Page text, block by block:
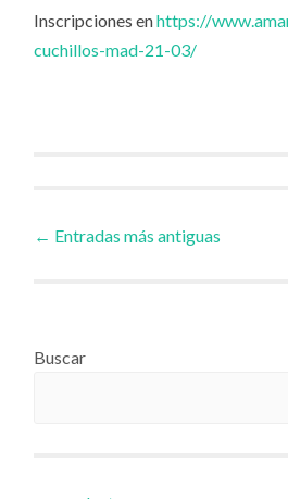
Inscripciones enhttps://
cuchillos-mad-21-03/
Ir
las
← Entradas más antiguas
Buscar